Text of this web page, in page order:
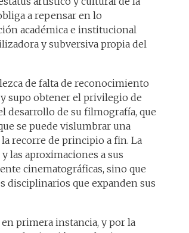
a repensar en lo
académica e institucional
y subversiva propia del
de falta de reconocimiento
supo obtener el privilegio de
desarrollo de su filmografía, que
se puede vislumbrar una
recorre de principio a fin. La
las aproximaciones a sus
cinematográficas, sino que
disciplinarios que expanden sus
primera instancia, y por la